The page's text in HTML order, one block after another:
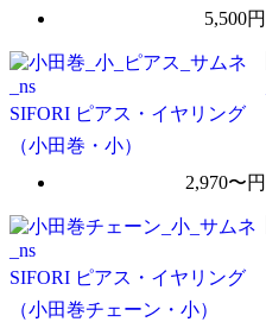
5,500円
SIFORI ピアス・イヤリング
（小田巻・小）
2,970〜円
SIFORI ピアス・イヤリング
（小田巻チェーン・小）